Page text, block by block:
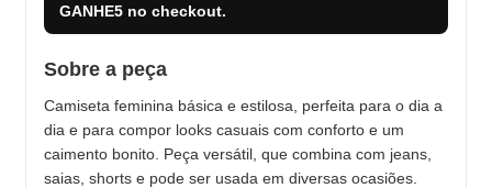
GANHE5 no checkout.
Sobre a peça
Camiseta feminina básica e estilosa, perfeita para o dia a
dia e para compor looks casuais com conforto e um
caimento bonito. Peça versátil, que combina com jeans,
saias, shorts e pode ser usada em diversas ocasiões.